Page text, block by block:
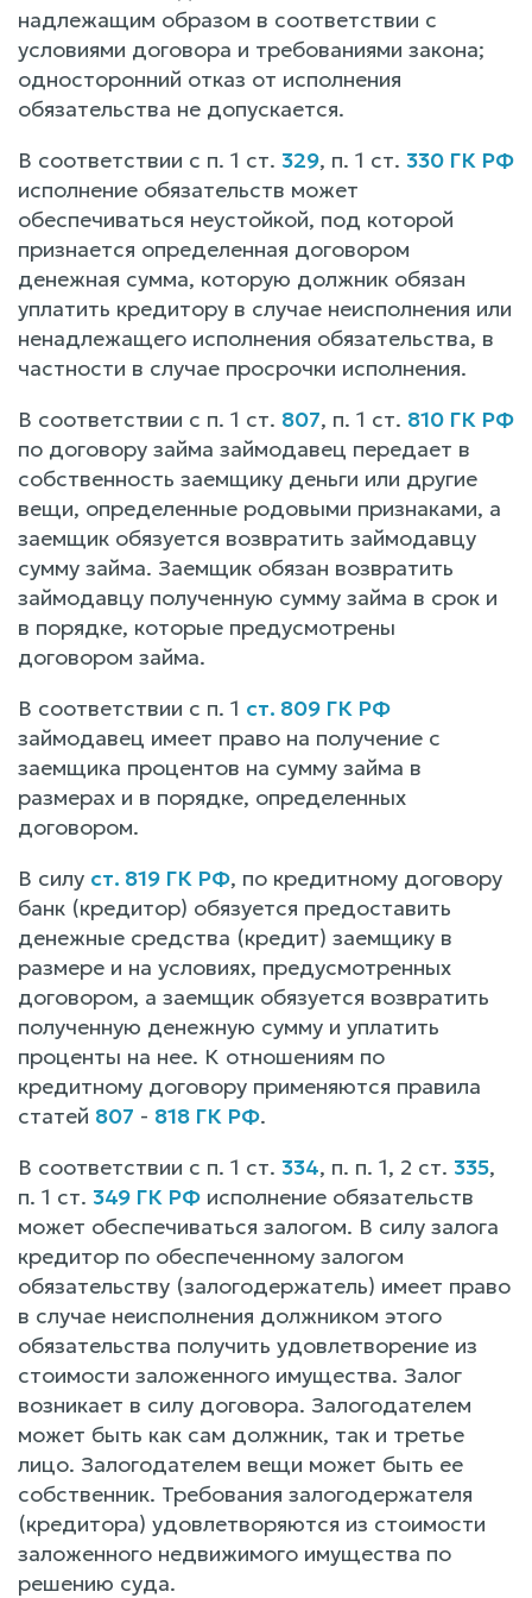
надлежащим образом в соответствии с
условиями договора и требованиями закона;
односторонний отказ от исполнения
обязательства не допускается.
В соответствии с п. 1 ст. 329, п. 1 ст. 330 ГК РФ
исполнение обязательств может
обеспечиваться неустойкой, под которой
признается определенная договором
денежная сумма, которую должник обязан
уплатить кредитору в случае неисполнения или
ненадлежащего исполнения обязательства, в
частности в случае просрочки исполнения.
В соответствии с п. 1 ст. 807, п. 1 ст. 810 ГК РФ
по договору займа займодавец передает в
собственность заемщику деньги или другие
вещи, определенные родовыми признаками, а
заемщик обязуется возвратить займодавцу
сумму займа. Заемщик обязан возвратить
займодавцу полученную сумму займа в срок и
в порядке, которые предусмотрены
договором займа.
В соответствии с п. 1 ст. 809 ГК РФ
займодавец имеет право на получение с
заемщика процентов на сумму займа в
размерах и в порядке, определенных
договором.
В силу ст. 819 ГК РФ, по кредитному договору
банк (кредитор) обязуется предоставить
денежные средства (кредит) заемщику в
размере и на условиях, предусмотренных
договором, а заемщик обязуется возвратить
полученную денежную сумму и уплатить
проценты на нее. К отношениям по
кредитному договору применяются правила
статей 807 - 818 ГК РФ.
В соответствии с п. 1 ст. 334, п. п. 1, 2 ст. 335,
п. 1 ст. 349 ГК РФ исполнение обязательств
может обеспечиваться залогом. В силу залога
кредитор по обеспеченному залогом
обязательству (залогодержатель) имеет право
в случае неисполнения должником этого
обязательства получить удовлетворение из
стоимости заложенного имущества. Залог
возникает в силу договора. Залогодателем
может быть как сам должник, так и третье
лицо. Залогодателем вещи может быть ее
собственник. Требования залогодержателя
(кредитора) удовлетворяются из стоимости
заложенного недвижимого имущества по
решению суда.